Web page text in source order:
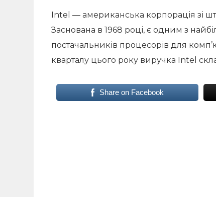
Intel — американська корпорація зі
Заснована в 1968 році, є одним з
постачальників процесорів для
кварталу цього року виручка Intel
Share on Facebook